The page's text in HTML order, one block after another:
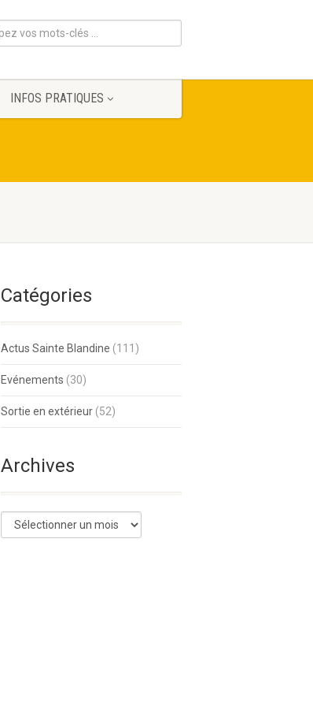
INFOS PRATIQUES
Catégories
Actus Sainte Blandine (111)
Evénements (30)
Sortie en extérieur (52)
Archives